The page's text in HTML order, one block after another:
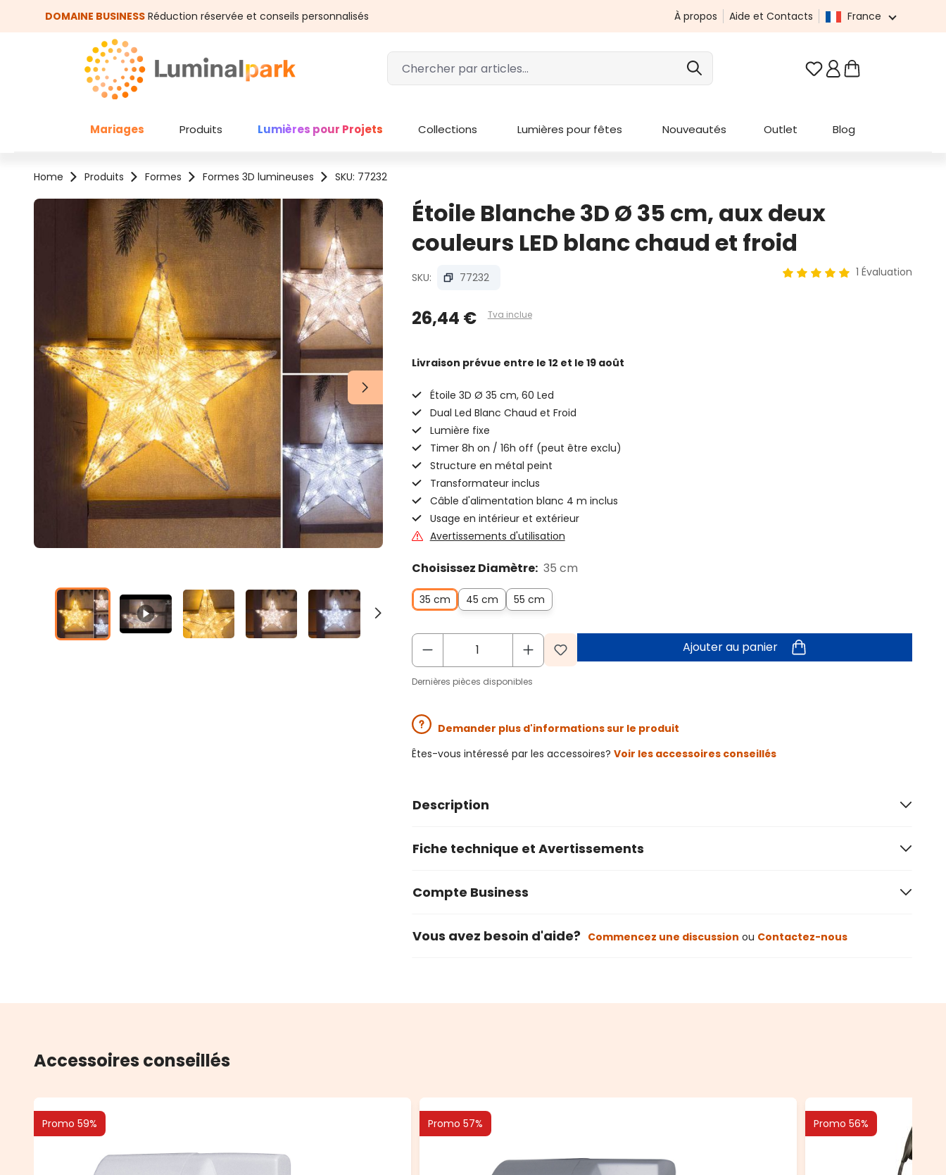
au contenu principal
Passer à la recherche
DOMAINE BUSINESS Réduction réservée et conseils personnalisés À propos Aide et Contacts France
Vous avez 0 articles
Mariages Produits Lumières pour Projets Collections Lumières pour fêtes Nouveautés Outlet Blog
Home Produits Formes Formes 3D lumineuses SKU: 77232
Ignorer la galerie d'images
Étoile Blanche 3D Ø 35 cm, aux deux
couleurs LED blanc chaud et froid
SKU: 77232 1 Évaluation
26,44 € Tva inclue
Livraison prévue entre le 12 et le 19 août
Étoile 3D Ø 35 cm, 60 Led
Dual Led Blanc Chaud et Froid
Lumière fixe
Timer 8h on / 16h off (peut être exclu)
Structure en métal peint
Transformateur inclus
Câble d'alimentation blanc 4 m inclus
Usage en intérieur et extérieur
Avertissements d'utilisation
Choisissez Diamètre: 35 cm
35 cm 45 cm 55 cm
Ajouter au panier
Dernières pièces disponibles
Demander plus d'informations sur le produit
Êtes-vous intéressé par les accessoires? Voir les accessoires conseillés
Description
Fiche technique et Avertissements
Compte Business
Vous avez besoin d'aide? Commencez une discussion ou Contactez-nous
Accessoires conseillés
Promo 59% Promo 57% Promo 56%